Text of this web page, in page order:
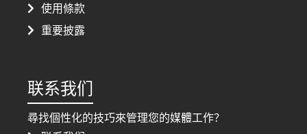
使用條款
重要披露
联系我们
尋找個性化的技巧來管理您的媒體工作？